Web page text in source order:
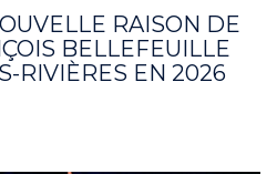
RAISON DE
BELLEFEUILLE
RIVIÈRES EN 2026